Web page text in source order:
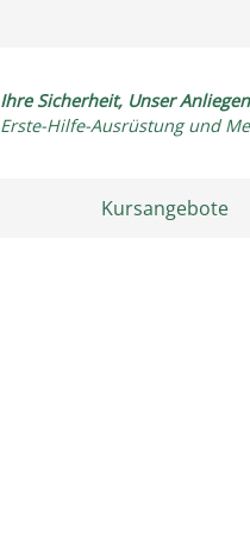
Ihre Sicherheit, Unser
Erste-Hilfe-Ausrüstung und
Kursangebote